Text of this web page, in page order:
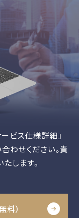
ビス仕様詳細」
わせください。貴
します。
料）